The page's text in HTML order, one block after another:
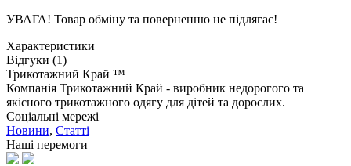
УВАГА! Товар обміну та поверненню не підлягає!
Характеристики
Відгуки (1)
Трикотажний Край ™
Компанія Трикотажний Край - виробник недорогого та
якісного трикотажного одягу для дітей та дорослих.
Соціальні мережі
Новини, Статті
Наші перемоги